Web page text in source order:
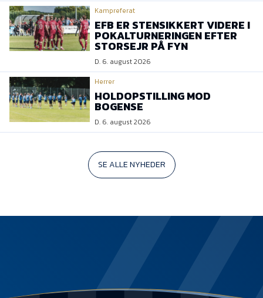
Kampreferat
EFB ER STENSIKKERT VIDERE I
POKALTURNERINGEN EFTER
STORSEJR PÅ FYN
D. 6. august 2026
Herrer
HOLDOPSTILLING MOD
BOGENSE
D. 6. august 2026
SE ALLE NYHEDER